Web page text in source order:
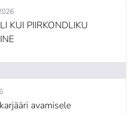
KUI PIIRKONDLIKU
avamisele